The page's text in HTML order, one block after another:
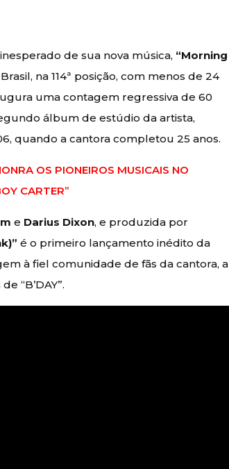
de sua nova música, “Morning
na 114ª posição, com menos de 24
uma contagem regressiva de 60
álbum de estúdio da artista,
quando a cantora completou 25 anos.
OS PIONEIROS MUSICAIS NO
CARTER”
e Darius Dixon, e produzida por
é o primeiro lançamento inédito da
à fiel comunidade de fãs da cantora, a
“B’DAY”.